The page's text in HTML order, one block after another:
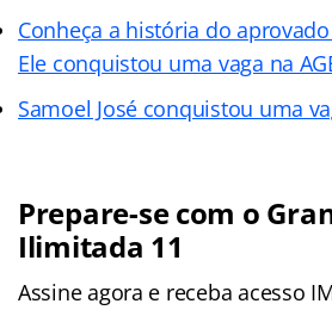
Conheça a história do
Ele conquistou uma vaga na
Samoel José conquistou uma
Prepare-se com o
Ilimitada 11
Assine agora e receba acesso